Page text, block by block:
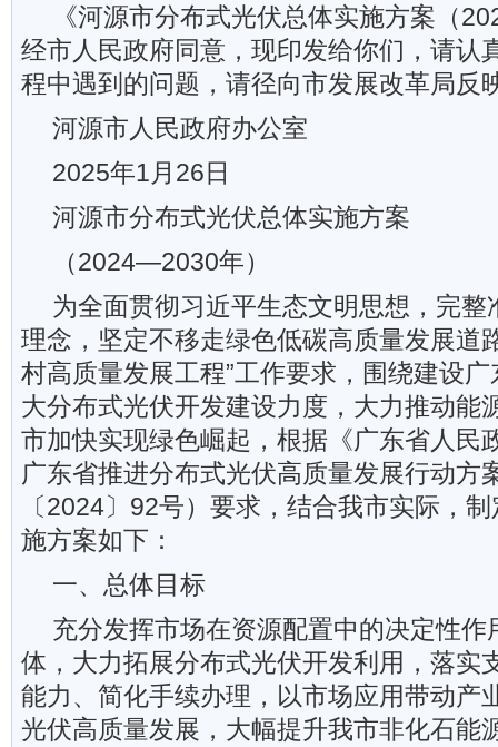
《河源市分布式光伏总体实施方案（
经市人民政府同意，现印发给你们，请认
程中遇到的问题，请径向市发展改革局反
河源市人民政府办公室
2025年1月26日
河源市分布式光伏总体实施方案
（2024—2030年）
为全面贯彻习近平生态文明思想，完
理念，坚定不移走绿色低碳高质量发展道
村高质量发展工程”工作要求，围绕建设
大分布式光伏开发建设力度，大力推动能
市加快实现绿色崛起，根据《广东省人民
广东省推进分布式光伏高质量发展行动方
〔2024〕92号）要求，结合我市实际，
施方案如下：
一、总体目标
充分发挥市场在资源配置中的决定性作
体，大力拓展分布式光伏开发利用，落实
能力、简化手续办理，以市场应用带动产
光伏高质量发展，大幅提升我市非化石能